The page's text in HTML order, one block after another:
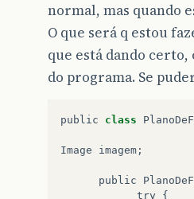
normal, mas quando
O que será q estou
que está dando certo,
do programa. Se
public class
Image imagem ;
public
try {